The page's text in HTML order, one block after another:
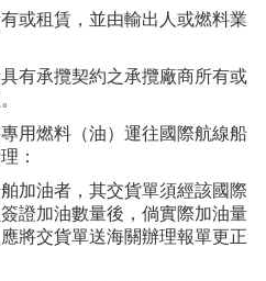
或租賃，並由輸出人或燃料業
有承攬契約之承攬廠商所有或
用燃料（油）運往國際航線船
：
加油者，其交貨單須經該國際
證加油數量後，倘實際加油量
將交貨單送海關辦理報單更正